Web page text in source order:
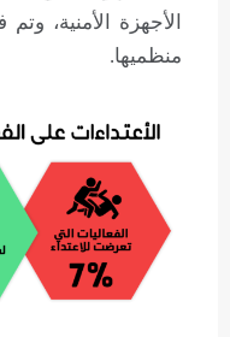
منظميها.